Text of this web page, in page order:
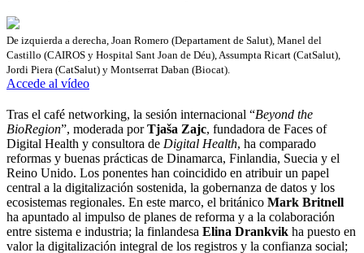
De izquierda a derecha, Joan Romero (Departament de Salut), Manel del
Castillo (CAIROS y Hospital Sant Joan de Déu), Assumpta Ricart (CatSalut),
Jordi Piera (CatSalut) y Montserrat Daban (Biocat).
Accede al vídeo
Tras el café networking, la sesión internacional “Beyond the
BioRegion”, moderada porTjaša Zajc, fundadora de Faces of
Digital Health y consultora de Digital Health, ha comparado
reformas y buenas prácticas de Dinamarca, Finlandia, Suecia y el
Reino Unido. Los ponentes han coincidido en atribuir un papel
central a la digitalización sostenida, la gobernanza de datos y los
ecosistemas regionales. En este marco, el británico Mark Britnell
ha apuntado al impulso de planes de reforma y a la colaboración
entre sistema e industria; la finlandesa Elina Drankvik ha puesto en
valor la digitalización integral de los registros y la confianza social;